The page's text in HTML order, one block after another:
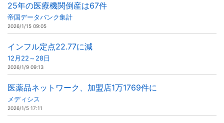
25年の医療機関倒産は67件
帝国データバンク集計
2026/1/15 09:05
インフル定点22.77に減
12月22～28日
2026/1/9 09:13
医薬品ネットワーク、加盟店1万1769件に
メディシス
2026/1/5 17:11